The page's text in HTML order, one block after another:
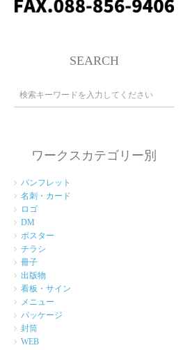
SEARCH
ワークスカテゴリー別
パンフレット
名刺・カード
ロゴ
DM
ポスター
チラシ
冊子
出版物
看板・サイン
メニュー
パッケージ
封筒
WEB